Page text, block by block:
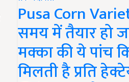
Pusa Corn
समय में तैयार हो
मक्का की ये पांच
मिलती है प्रति